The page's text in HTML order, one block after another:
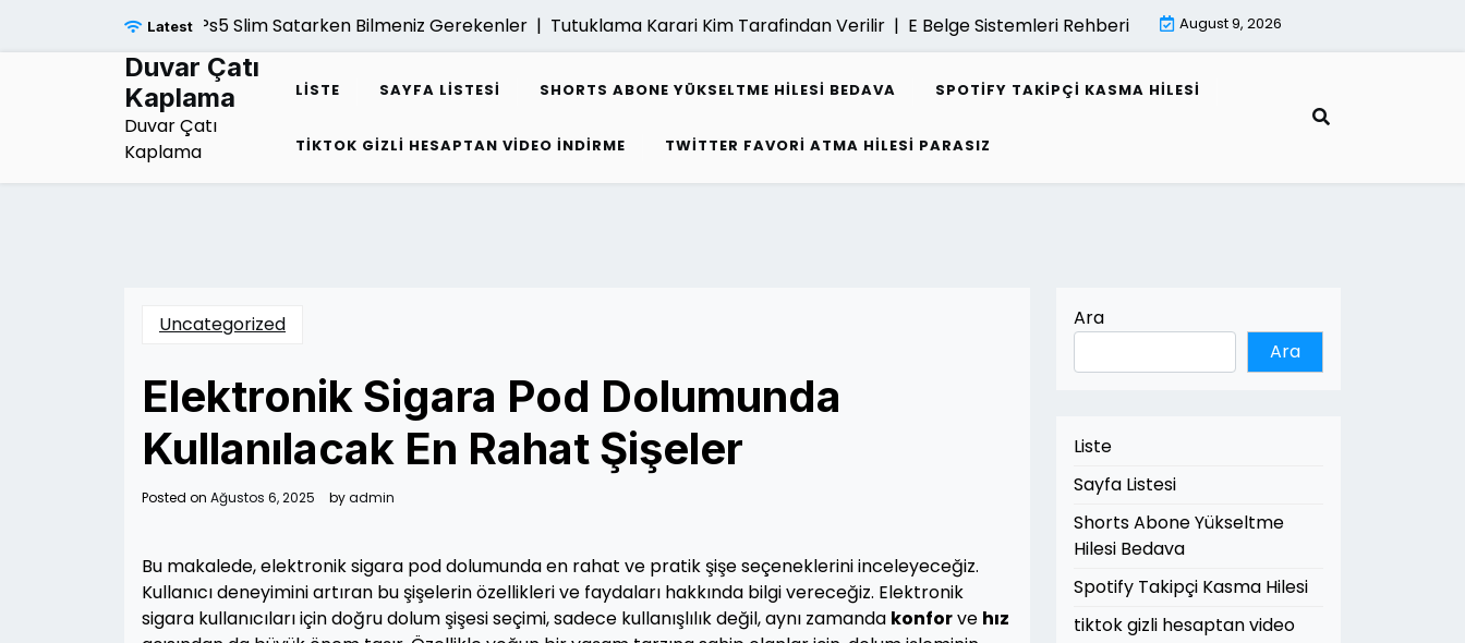
LatestPs5 Slim Satarken Bilmeniz Gerekenler | Tutuklama Karari Kim Tarafindan Verilir | E Belge Sistemleri Rehberi | Mimari Gorsellestirme İle Kamu
August 9, 2026
Duvar Çatı
Kaplama
Duvar Çatı
Kaplama
LISTE SAYFA LISTESI SHORTS ABONE YÜKSELTME HILESI BEDAVA SPOTIFY TAKIPÇI KASMA HILESI
TIKTOK GIZLI HESAPTAN VIDEO INDIRME TWITTER FAVORI ATMA HILESI PARASIZ
Uncategorized
Elektronik Sigara Pod Dolumunda
Kullanılacak En Rahat Şişeler
Posted on Ağustos 6, 2025 byadmin
Bu makalede, elektronik sigara pod dolumunda en rahat ve pratik şişe seçeneklerini inceleyeceğiz.
Kullanıcı deneyimini artıran bu şişelerin özellikleri ve faydaları hakkında bilgi vereceğiz. Elektronik
sigara kullanıcıları için doğru dolum şişesi seçimi, sadece kullanışlılık değil, aynı zamanda konforve hız
Ara
Ara
Liste
Sayfa Listesi
Shorts Abone Yükseltme
Hilesi Bedava
Spotify Takipçi Kasma Hilesi
tiktok gizli hesaptan video